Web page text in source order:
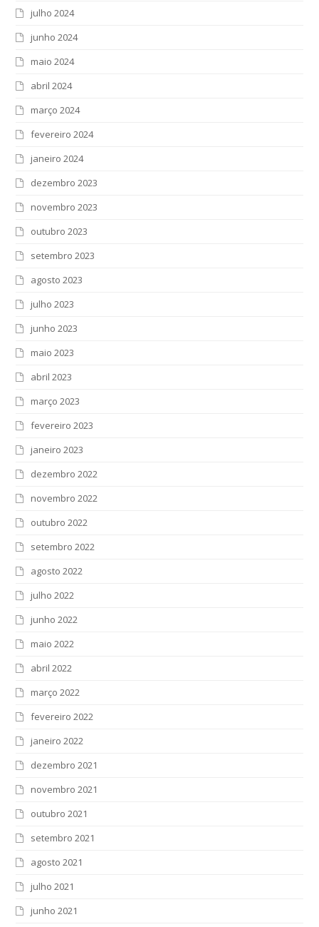
julho 2024
junho 2024
maio 2024
abril 2024
março 2024
fevereiro 2024
janeiro 2024
dezembro 2023
novembro 2023
outubro 2023
setembro 2023
agosto 2023
julho 2023
junho 2023
maio 2023
abril 2023
março 2023
fevereiro 2023
janeiro 2023
dezembro 2022
novembro 2022
outubro 2022
setembro 2022
agosto 2022
julho 2022
junho 2022
maio 2022
abril 2022
março 2022
fevereiro 2022
janeiro 2022
dezembro 2021
novembro 2021
outubro 2021
setembro 2021
agosto 2021
julho 2021
junho 2021